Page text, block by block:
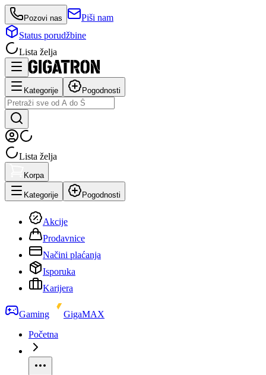
Pozovi nas
Piši nam
Status porudžbine
Lista želja
Kategorije Pogodnosti
Lista želja
Korpa
Kategorije Pogodnosti
Akcije
Prodavnice
Načini plaćanja
Isporuka
Karijera
Gaming
GigaMAX
Početna